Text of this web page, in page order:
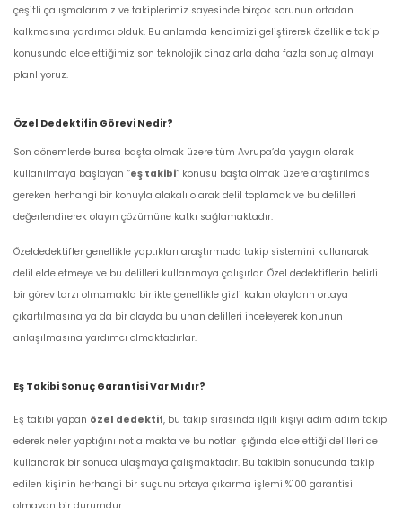
çeşitli çalışmalarımız ve takiplerimiz sayesinde birçok sorunun ortadan
kalkmasına yardımcı olduk. Bu anlamda kendimizi geliştirerek özellikle takip
konusunda elde ettiğimiz son teknolojik cihazlarla daha fazla sonuç almayı
planlıyoruz.
Özel Dedektifin Görevi Nedir?
Son dönemlerde bursa başta olmak üzere tüm Avrupa’da yaygın olarak
kullanılmaya başlayan “eş takibi” konusu başta olmak üzere araştırılması
gereken herhangi bir konuyla alakalı olarak delil toplamak ve bu delilleri
değerlendirerek olayın çözümüne katkı sağlamaktadır.
Özeldedektifler genellikle yaptıkları araştırmada takip sistemini kullanarak
delil elde etmeye ve bu delilleri kullanmaya çalışırlar. Özel dedektiflerin belirli
bir görev tarzı olmamakla birlikte genellikle gizli kalan olayların ortaya
çıkartılmasına ya da bir olayda bulunan delilleri inceleyerek konunun
anlaşılmasına yardımcı olmaktadırlar.
Eş Takibi Sonuç Garantisi Var Mıdır?
Eş takibi yapan özel dedektif, bu takip sırasında ilgili kişiyi adım adım takip
ederek neler yaptığını not almakta ve bu notlar ışığında elde ettiği delilleri de
kullanarak bir sonuca ulaşmaya çalışmaktadır. Bu takibin sonucunda takip
edilen kişinin herhangi bir suçunu ortaya çıkarma işlemi %100 garantisi